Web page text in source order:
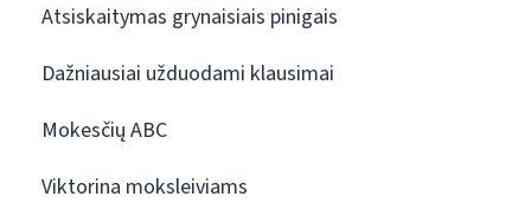
Atsiskaitymas grynaisiais pinigais
Dažniausiai užduodami klausimai
Mokesčių ABC
Viktorina moksleiviams